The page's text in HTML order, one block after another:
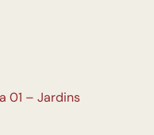
01 – Jardins